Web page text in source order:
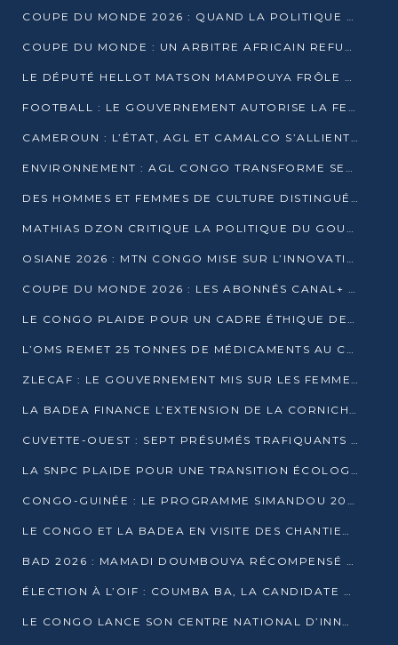
COUPE DU MONDE 2026 : QUAND LA POLITIQUE MENACE L’UNIVERSALITÉ DU FOOTBALL
COUPE DU MONDE : UN ARBITRE AFRICAIN REFUSÉ À L’ENTRÉE DES ÉTATS-UNIS
LE DÉPUTÉ HELLOT MATSON MAMPOUYA FRÔLE LA MORT LORS D’UNE EMBUSCADE DZNS LE POOL
FOOTBALL : LE GOUVERNEMENT AUTORISE LA FECOFOOT À OCCUPER LES COMPLEXES SPORTIFS
CAMEROUN : L’ÉTAT, AGL ET CAMALCO S’ALLIENT POUR UN MÉGA-PROJET FERROVIAIRE
ENVIRONNEMENT : AGL CONGO TRANSFORME SES DÉCHETS EN OUTILS DE FORMATION
DES HOMMES ET FEMMES DE CULTURE DISTINGUÉS POUR LEUR ENGAGEMENT PAR BANTOU CULTURE
MATHIAS DZON CRITIQUE LA POLITIQUE DU GOUVERNEMENT ET ALERTE SUR LA DETTE DU CONGO
OSIANE 2026 : MTN CONGO MISE SUR L’INNOVATION POUR RELEVER LES DÉFIS AFRICAINS
COUPE DU MONDE 2026 : LES ABONNÉS CANAL+ AU CONGO DÉÇUS À QUELQUES JOURS DU COUP D’ENVOI
LE CONGO PLAIDE POUR UN CADRE ÉTHIQUE DE L’INTELLIGENCE ARTIFICIELLE À DAKAR
L’OMS REMET 25 TONNES DE MÉDICAMENTS AU CONGO POUR RENFORCER LA RIPOSTE AUX ÉPIDÉMIES
ZLECAF : LE GOUVERNEMENT MIS SUR LES FEMMES ENTREPRENEURES
LA BADEA FINANCE L’EXTENSION DE LA CORNICHE SUD DE BRAZZAVILLE
CUVETTE-OUEST : SEPT PRÉSUMÉS TRAFIQUANTS DE FAUNE INTERPELLÉS À EWO ET KELLÉ
LA SNPC PLAIDE POUR UNE TRANSITION ÉCOLOGIQUE PROGRESSIVE
CONGO-GUINÉE : LE PROGRAMME SIMANDOU 2040 AU CŒUR DES ÉCHANGES À LA BAD
LE CONGO ET LA BADEA EN VISITE DES CHANTIERS
BAD 2026 : MAMADI DOUMBOUYA RÉCOMPENSÉ PAR LE TROPHÉE BABACAR NDIAYE À BRAZZAVILLE
ÉLECTION À L’OIF : COUMBA BA, LA CANDIDATE DISCRÈTE QUI BOUSCULE LE JEU DIPLOMATIQUE
LE CONGO LANCE SON CENTRE NATIONAL D’INNOVATION